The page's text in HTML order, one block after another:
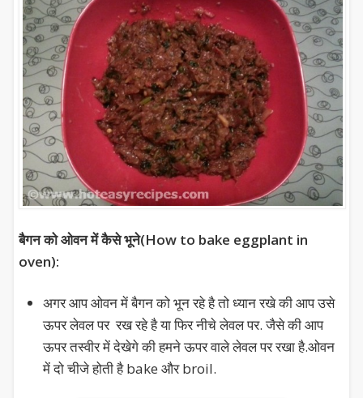
बैगन को ओवन में कैसे भूने(How to bake eggplant in
oven):
अगर आप ओवन में बैगन को भून रहे है तो ध्यान रखे की आप उसे
ऊपर लेवल पर रख रहे है या फिर नीचे लेवल पर. जैसे की आप
ऊपर तस्वीर में देखेगे की हमने ऊपर वाले लेवल पर रखा है.ओवन
में दो चीजे होती है bake और broil.